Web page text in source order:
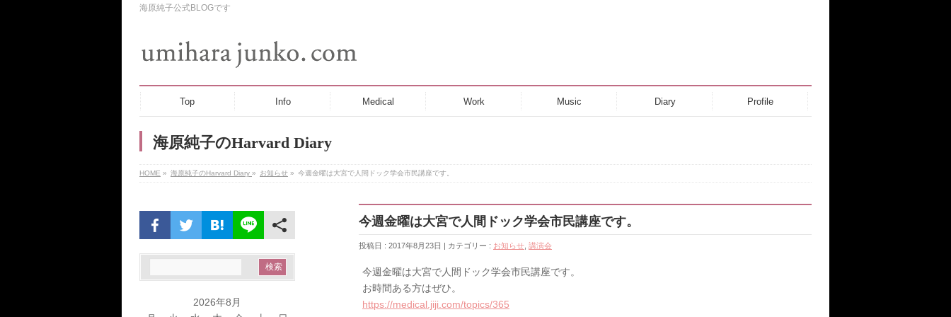
海原純子公式BLOGです
Top Info Medical Work Music Diary Profile
海原純子のHarvard Diary
HOME » 海原純子のHarvard Diary » お知らせ » 今週金曜は大宮で人間ドック学会市民講座です。
今週金曜は大宮で人間ドック学会市民講座です。
投稿日 : 2017年8月23日 | カテゴリー : お知らせ 講演会
今週金曜は大宮で人間ドック学会市民講座です。
お時間ある方はぜひ。
https://medical.jiji.com/topics/365
2026年8月